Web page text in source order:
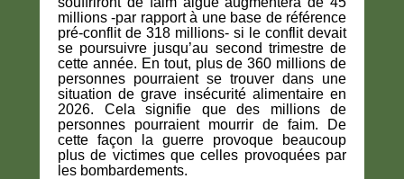
millions -par rapport à une base de référence
pré-conflit de 318 millions- si le conflit devait
se poursuivre jusqu’au second trimestre de
cette année. En tout, plus de 360 millions de
personnes pourraient se trouver dans une
situation de grave insécurité alimentaire en
2026. Cela signifie que des millions de
personnes pourraient mourrir de faim. De
cette façon la guerre provoque beaucoup
plus de victimes que celles provoquées par
les bombardements.